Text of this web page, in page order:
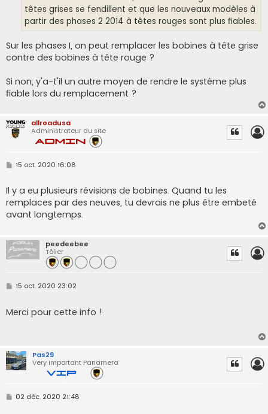
têtes grises se fendillent et que les nouveaux modèles à
partir des phases 2 2014 à têtes rouges sont plus fiables.
Sur les phases I, on peut remplacer les bobines à tête grise
contre des bobines à tête rouge ?
Si non, y'a-t'il un autre moyen de rendre le système plus
fiable lors du remplacement ?
allroadusa
Administrateur du site
M
s
a
g
e
15 oct. 2020 16:08
Il y a eu plusieurs révisions de bobines. Quand tu les
remplaces par des neuves, tu devrais ne plus être embeté
avant longtemps.
peedeebee
Tôlier
M
s
a
15 oct. 2020 23:02
Merci pour cette info !
Pas29
Very Important Panamera
M
02 déc. 2020 21:48